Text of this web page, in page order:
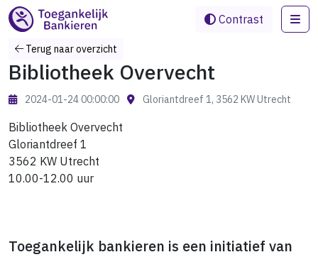
Contrast
Terug naar overzicht
Bibliotheek Overvecht
2024-01-24 00:00:00 Gloriantdreef 1, 3562 KW Utrecht
Bibliotheek Overvecht
Gloriantdreef 1
3562 KW Utrecht
10.00-12.00 uur
Toegankelijk bankieren is een initiatief van